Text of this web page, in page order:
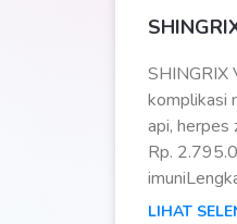
SHINGRIX
komplikasi
api, herpes
Rp.
LIHAT